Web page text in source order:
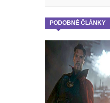
PODOBNÉ ČLÁNKY